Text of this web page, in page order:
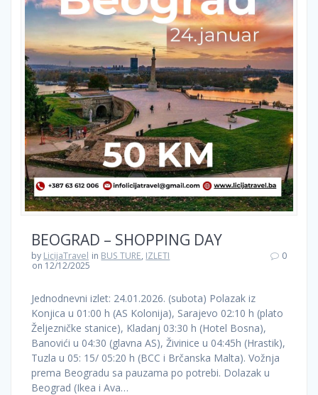
BEOGRAD – SHOPPING DAY
by LicijaTravel in BUS TURE, IZLETI
on 12/12/2025
0
Jednodnevni izlet: 24.01.2026. (subota) Polazak iz
Konjica u 01:00 h (AS Kolonija), Sarajevo 02:10 h (plato
Željezničke stanice), Kladanj 03:30 h (Hotel Bosna),
Banovići u 04:30 (glavna AS), Živinice u 04:45h (Hrastik),
Tuzla u 05: 15/ 05:20 h (BCC i Brčanska Malta). Vožnja
prema Beogradu sa pauzama po potrebi. Dolazak u
Beograd (Ikea i Ava…